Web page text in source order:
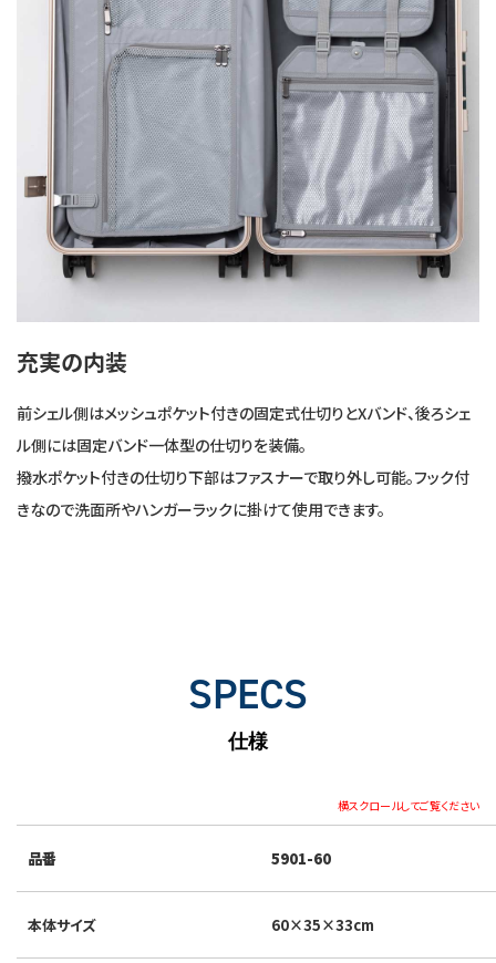
充実の内装
前シェル側はメッシュポケット付きの固定式仕切りとXバンド、後ろシェ
ル側には固定バンド一体型の仕切りを装備。
撥水ポケット付きの仕切り下部はファスナーで取り外し可能。フック付
きなので洗面所やハンガーラックに掛けて使用できます。
SPECS
仕様
横スクロールしてご覧ください
品番 5901-60
本体サイズ 60×35×33cm